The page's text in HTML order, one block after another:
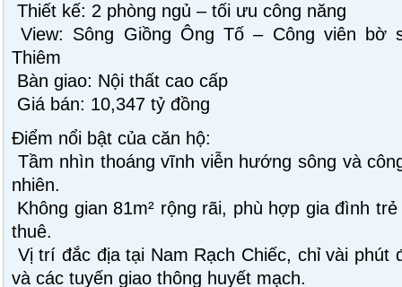
Thiết kế: 2 phòng ngủ – tối ưu công năng
View: Sông Giồng Ông Tố – Công viên bờ
Thiêm
Bàn giao: Nội thất cao cấp
Giá bán: 10,347 tỷ đồng
Điểm nổi bật của căn hộ:
Tầm nhìn thoáng vĩnh viễn hướng sông và
nhiên.
Không gian 81m² rộng rãi, phù hợp gia đình
thuê.
Vị trí đắc địa tại Nam Rạch Chiếc, chỉ vài phút
và các tuyến giao thông huyết mạch.